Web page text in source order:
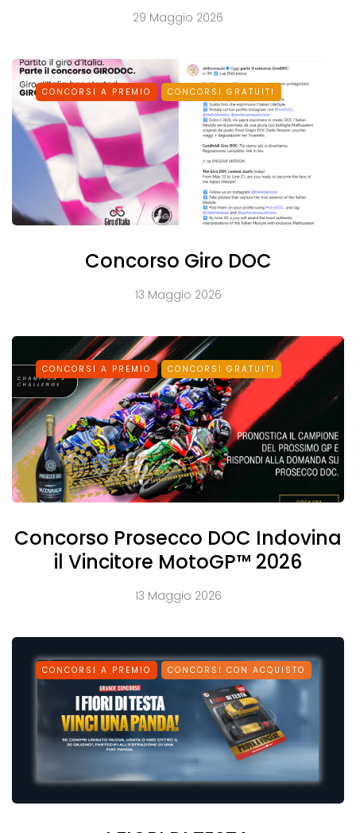
29 Maggio 2026
CONCORSI A PREMIO CONCORSI GRATUITI
Concorso Giro DOC
13 Maggio 2026
CONCORSI A PREMIO CONCORSI GRATUITI
Concorso Prosecco DOC Indovina
il Vincitore MotoGP™ 2026
13 Maggio 2026
CONCORSI A PREMIO CONCORSI CON ACQUISTO